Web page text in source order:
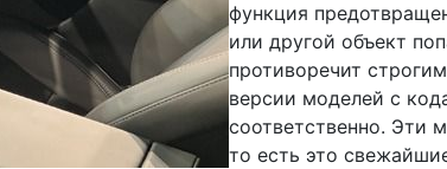
функция
или другой объект
противоречит
версии моделей с
соответственно. Эти
то есть это